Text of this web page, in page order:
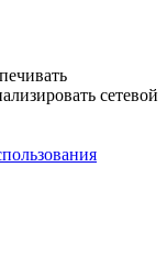
сетевой